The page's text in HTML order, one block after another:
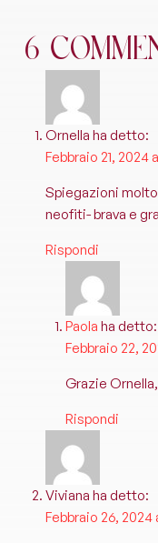
6
Ornella ha detto:
Febbraio 21, 2024
Spiegazioni
neofiti- brava e
Rispondi
Paola ha detto:
Febbraio 22,
Grazie
Rispondi
Viviana ha detto:
Febbraio 26, 2024